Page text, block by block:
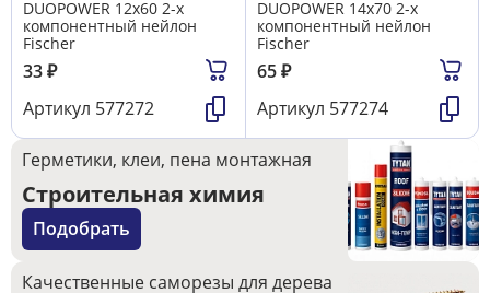
DUOPOWER 12х60 2-х
компонентный нейлон
Fischer
33₽
Артикул 577272
DUOPOWER 14х70 2-х
компонентный нейлон
Fischer
65₽
Артикул 577274
Герметики, клеи, пена монтажная
Строительная химия
Подобрать
Качественные саморезы для дерева